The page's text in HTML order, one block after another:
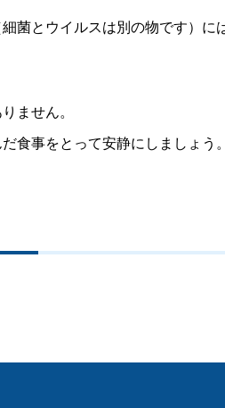
菌とウイルスは別の物です）
ません。
食事をとって安静にしましょう。